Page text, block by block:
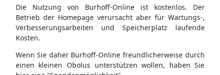
Die Nutzung von Burhoff-Online ist kostenlos. Der
Betrieb der Homepage verursacht aber für Wartungs-,
Verbesserungsarbeiten und Speicherplatz laufende
Kosten.
Wenn Sie daher Burhoff-Online freundlicherweise durch
einen kleinen Obolus unterstützen wollen, haben Sie